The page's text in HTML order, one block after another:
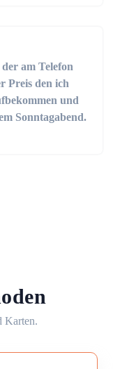
am Telefon
Preis den ich
und
Sonntagabend.
Karten.